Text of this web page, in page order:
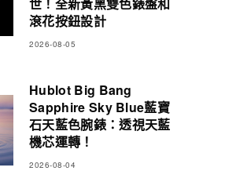
滾花按鈕設計
2026-08-05
Hublot Big Bang
Sapphire Sky Blue藍寶
石天藍色腕錶：透視天藍
機芯運轉！
2026-08-04